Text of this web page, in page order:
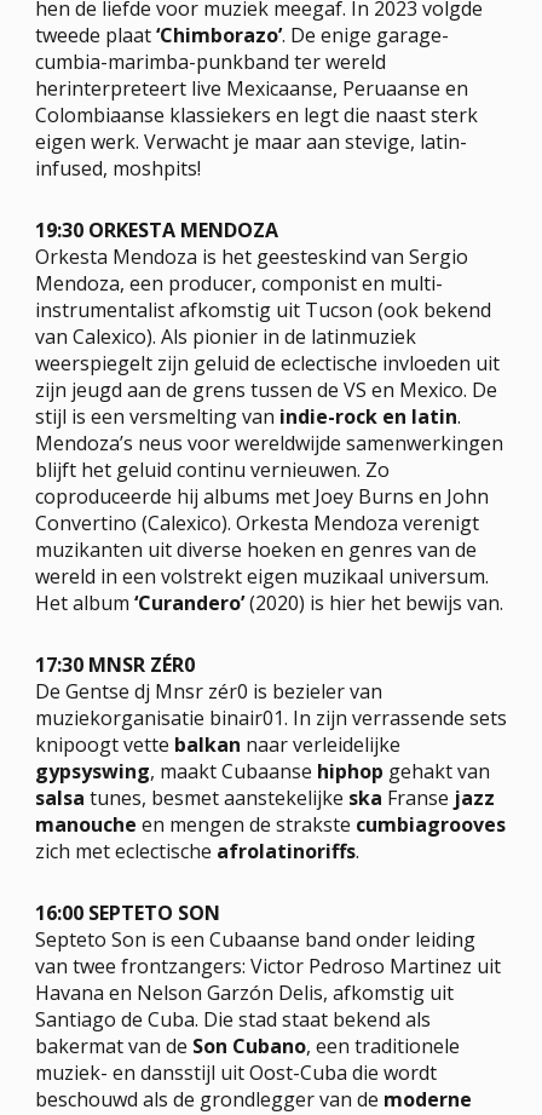
hen de liefde voor muziek meegaf. In 2023 volgde
tweede plaat‘Chimborazo’. De enige garage-
cumbia-marimba-punkband ter wereld
herinterpreteert live Mexicaanse, Peruaanse en
Colombiaanse klassiekers en legt die naast sterk
eigen werk. Verwacht je maar aan stevige, latin-
infused, moshpits!
19:30 ORKESTA MENDOZA
Orkesta Mendoza is het geesteskind van Sergio
Mendoza, een producer, componist en multi-
instrumentalist afkomstig uit Tucson (ook bekend
van Calexico). Als pionier in de latinmuziek
weerspiegelt zijn geluid de eclectische invloeden uit
zijn jeugd aan de grens tussen de VS en Mexico. De
stijl is een versmelting van indie-rock en latin.
Mendoza’s neus voor wereldwijde samenwerkingen
blijft het geluid continu vernieuwen. Zo
coproduceerde hij albums met Joey Burns en John
Convertino (Calexico). Orkesta Mendoza verenigt
muzikanten uit diverse hoeken en genres van de
wereld in een volstrekt eigen muzikaal universum.
Het album ‘Curandero’(2020) is hier het bewijs van.
17:30 MNSR ZÉR0
De Gentse dj Mnsr zér0 is bezieler van
muziekorganisatie binair01. In zijn verrassende sets
knipoogt vette balkan naar verleidelijke
gypsyswing, maakt Cubaanse hiphop gehakt van
salsa tunes, besmet aanstekelijke ska Franse jazz
manouche en mengen de strakste cumbiagrooves
zich met eclectische afrolatinoriffs.
16:00 SEPTETO SON
Septeto Son is een Cubaanse band onder leiding
van twee frontzangers: Victor Pedroso Martinez uit
Havana en Nelson Garzón Delis, afkomstig uit
Santiago de Cuba. Die stad staat bekend als
bakermat van de Son Cubano, een traditionele
muziek- en dansstijl uit Oost-Cuba die wordt
beschouwd als de grondlegger van de moderne